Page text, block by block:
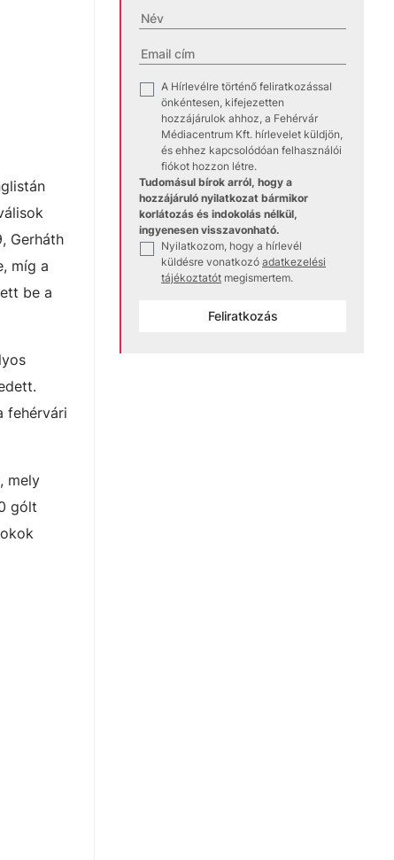
Gerháth
míg a
be a
fehérvári
mely
gólt
✓
A Hírlevélre történő feliratkozással
önkéntesen, kifejezetten
hozzájárulok ahhoz, a Fehérvár
Médiacentrum Kft. hírlevelet küldjön,
és ehhez kapcsolódóan felhasználói
fiókot hozzon létre.
Tudomásul bírok arról, hogy a
hozzájáruló nyilatkozat bármikor
korlátozás és indokolás nélkül,
ingyenesen visszavonható.
✓
Nyilatkozom, hogy a hírlevél
küldésre vonatkozó adatkezelési
tájékoztatót megismertem.
Feliratkozás